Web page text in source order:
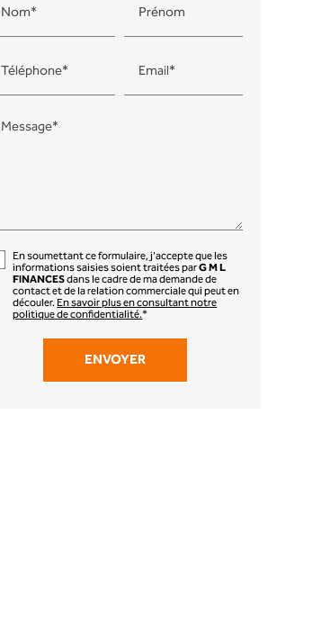
Nom* Prénom
Téléphone* Email*
Message*
En soumettant ce formulaire, j'accepte que les
informations saisies soient traitées parG M L
FINANCESdans le cadre de ma demande de
contact et de la relation commerciale qui peut en
découler.En savoir plus en consultant notre
politique de confidentialité.*